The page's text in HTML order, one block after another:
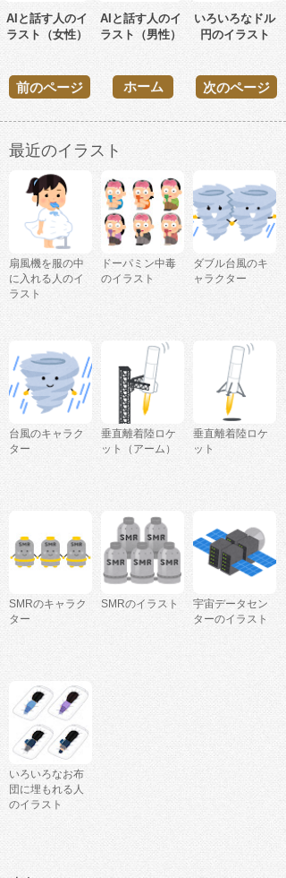
AIと話す人のイ
ラスト（女性）
AIと話す人のイ
ラスト（男性）
いろいろなドル
円のイラスト
前のページ 次のページ
ホーム
最近のイラスト
扇風機を服の中
に入れる人のイ
ラスト
ドーパミン中毒
のイラスト
ダブル台風のキ
ャラクター
台風のキャラク
ター
垂直離着陸ロケ
ット（アーム）
垂直離着陸ロケ
ット
SMRのキャラク
ター
SMRのイラスト
宇宙データセン
ターのイラスト
いろいろなお布
団に埋もれる人
のイラスト